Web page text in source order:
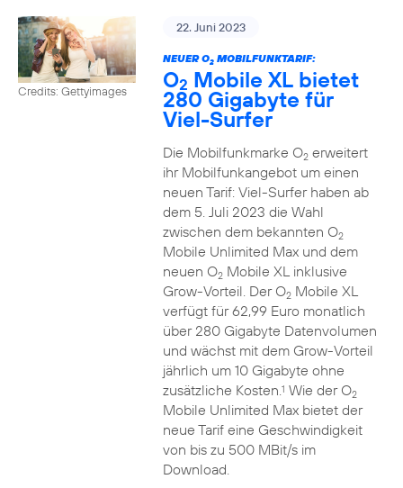
Credits: Gettyimages
22. Juni 2023
NEUER O2MOBILFUNKTARIF:
O2 Mobile XL bietet
280 Gigabyte für
Viel-Surfer
Die Mobilfunkmarke O2erweitert
ihr Mobilfunkangebot um einen
neuen Tarif: Viel-Surfer haben ab
dem 5. Juli 2023 die Wahl
zwischen dem bekannten O2
Mobile Unlimited Max und dem
neuen O2Mobile XL inklusive
Grow-Vorteil. Der O2Mobile XL
verfügt für 62,99 Euro monatlich
über 280 Gigabyte Datenvolumen
und wächst mit dem Grow-Vorteil
jährlich um 10 Gigabyte ohne
zusätzliche Kosten.1 Wie der O2
Mobile Unlimited Max bietet der
neue Tarif eine Geschwindigkeit
von bis zu 500 MBit/s im
Download.